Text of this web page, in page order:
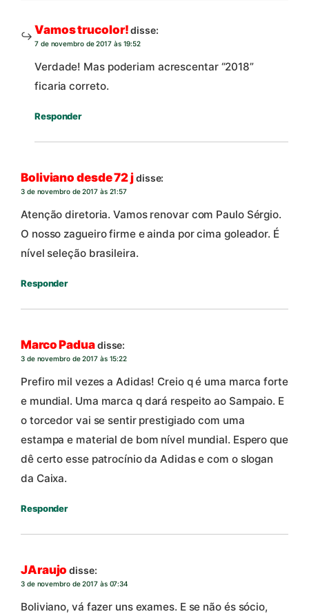
Vamos trucolor! disse:
7 de novembro de 2017 às 19:52
Verdade! Mas poderiam acrescentar “2018”
ficaria correto.
Responder
Boliviano desde 72 jdisse:
3 de novembro de 2017 às 21:57
Atenção diretoria. Vamos renovar com Paulo Sérgio.
O nosso zagueiro firme e ainda por cima goleador. É
nível seleção brasileira.
Responder
Marco Paduadisse:
3 de novembro de 2017 às 15:22
Prefiro mil vezes a Adidas! Creio q é uma marca forte
e mundial. Uma marca q dará respeito ao Sampaio. E
o torcedor vai se sentir prestigiado com uma
estampa e material de bom nível mundial. Espero que
dê certo esse patrocínio da Adidas e com o slogan
da Caixa.
Responder
JAraujo disse:
3 de novembro de 2017 às 07:34
Boliviano, vá fazer uns exames. E se não és sócio,